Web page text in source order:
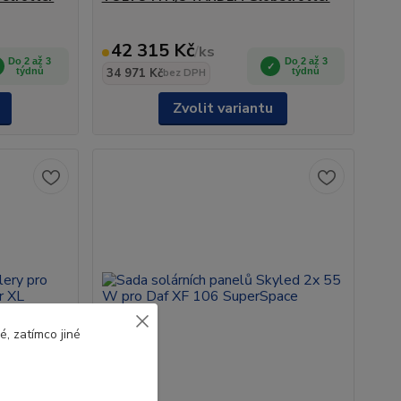
Do 2 až 3
týdnů
42 315 Kč/ks
34 971 Kčbez DPH
Do 2 až 3
týdnů
Zvolit variantu
zatímco jiné